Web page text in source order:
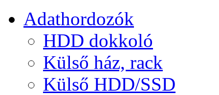
Adathordozók
HDD dokkoló
Külső ház, rack
Külső HDD/SSD